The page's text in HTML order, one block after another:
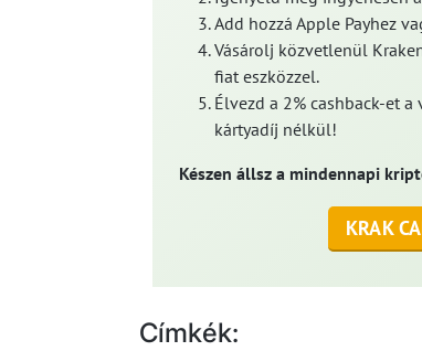
Add hozzá Apple Payhez
Vásárolj közvetlenül
fiat eszközzel.
Élvezd a 2% cashback-et
kártyadíj nélkül!
Készen állsz a mindennapi
KRAK
Címkék: